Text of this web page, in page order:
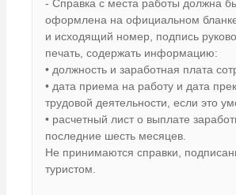
- Справка с места работы должна
оформлена на официальном
и исходящий номер, подпись
печать, содержать информацию:
• должность и заработная плата
• дата приема на работу и дата
трудовой деятельности, если это
• расчетный лист о выплате
последние шесть месяцев.
Не принимаются справки,
туристом.